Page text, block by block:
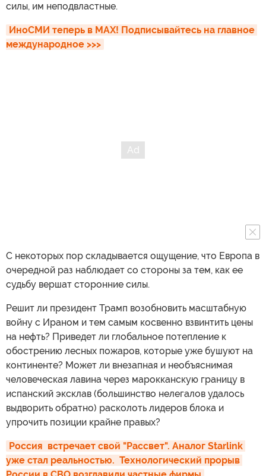
силы, им неподвластные.
ИноСМИ теперь в MAX! Подписывайтесь на главное
международное >>>
С некоторых пор складывается ощущение, что Европа в
очередной раз наблюдает со стороны за тем, как ее
судьбу вершат сторонние силы.
Решит ли президент Трамп возобновить масштабную
войну с Ираном и тем самым косвенно взвинтить цены
на нефть? Приведет ли глобальное потепление к
обострению лесных пожаров, которые уже бушуют на
континенте? Может ли внезапная и необъяснимая
человеческая лавина через марокканскую границу в
испанский эксклав (большинство нелегалов удалось
выдворить обратно) расколоть лидеров блока и
упрочить позиции крайне правых?
Россия  встречает свой "Рассвет". Аналог Starlink
уже стал реальностью.  Технологический прорыв